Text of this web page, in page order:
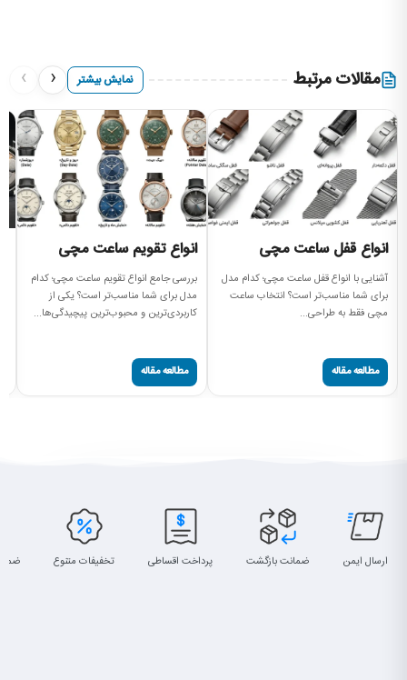
مقالات مرتبط نمایش بیشتر ‹
›
انواع قفل ساعت مچی
آشنایی با انواع قفل ساعت مچی؛ کدام مدل
برای شما مناسب‌تر است؟ انتخاب ساعت
مچی فقط به طراحی...
مطالعه مقاله
انواع تقویم ساعت مچی
بررسی جامع انواع تقویم ساعت مچی؛ کدام
مدل برای شما مناسب‌تر است؟ یکی از
کاربردی‌ترین و محبوب‌ترین پیچیدگی‌ها...
مطالعه مقاله
ارسال ایمن ضمانت بازگشت پرداخت اقساطی تخفیفات متنوع